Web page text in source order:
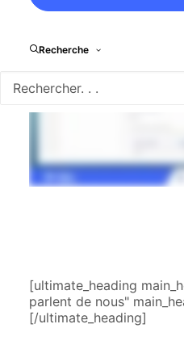
Recherche
[ultimate_heading
parlent de nous"
[/ultimate_heading]